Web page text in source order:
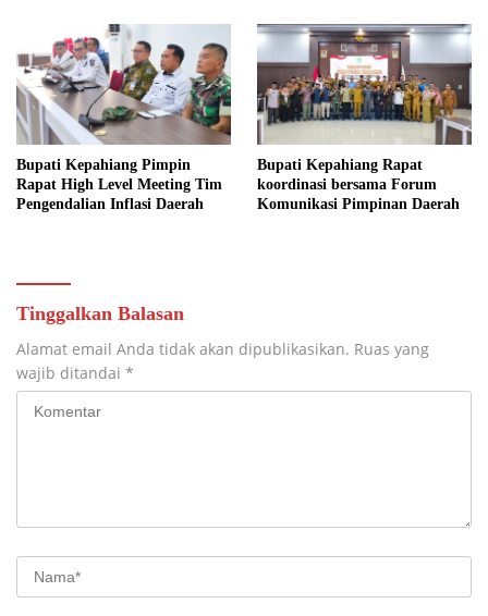
Bupati Kepahiang Pimpin
Rapat High Level Meeting Tim
Pengendalian Inflasi Daerah
Bupati Kepahiang Rapat
koordinasi bersama Forum
Komunikasi Pimpinan Daerah
Tinggalkan Balasan
Alamat email Anda tidak akan dipublikasikan. Ruas yang
wajib ditandai *